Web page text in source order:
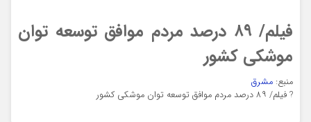
فیلم/ ۸۹ درصد مردم موافق توسعه توان
موشکی کشور
منبع: مشرق
? فیلم/ ۸۹ درصد مردم موافق توسعه توان موشکی کشور